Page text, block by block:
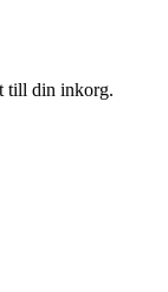
till din inkorg.